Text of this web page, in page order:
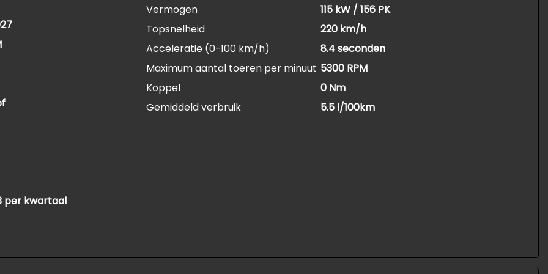
per kwartaal
Vermogen
115 kW / 156 PK
Topsnelheid
220 km/h
Acceleratie (0-100 km/h)
8.4 seconden
Maximum aantal toeren per minuut 5300 RPM
Koppel
0 Nm
Gemiddeld verbruik
5.5 l/100km